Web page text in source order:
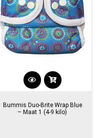
Bummis Duo-Brite Wrap Blue
– Maat 1 (4-9 kilo)